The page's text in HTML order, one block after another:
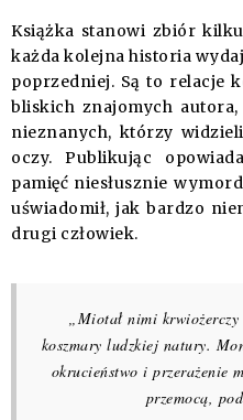
Książka stanowi zbiór
każda kolejna historia
poprzedniej. Są to relacje
bliskich znajomych
nieznanych, którzy
oczy. Publikując
pamięć niesłusznie
uświadomił, jak bardzo
drugi człowiek.
„Miotał nimi krwiożerczy
koszmary ludzkiej natury.
okrucieństwo i przerażenie
przemocą,